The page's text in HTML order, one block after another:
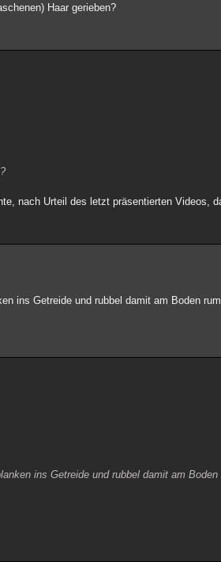
Haar gerieben?
nach Urteil des letzt präsentierten Videos,
ins Getreide und rubbel damit am Boden
ins Getreide und rubbel damit am